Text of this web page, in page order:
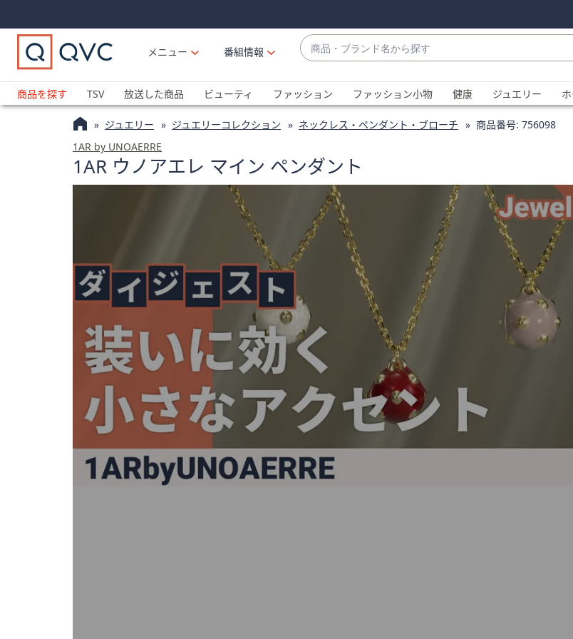
Links
Links2
メニュー
番組情報
商
品・
ラ
ン
ド
か
ら
補
が
利
能
な
合、
上
下
印
キ
ー
ま
は
タ
ッ
チ
デ
バ
商品を探す
TSV 放送した商品 ビューティ ファッション ファッション小物 健康 ジュエリー
ジュエリー ジュエリーコレクション ネックレス・ペンダント・ブローチ 商品番号: 756098
1AR by UNOAERRE
1AR ウノアエレ マイン ペンダント